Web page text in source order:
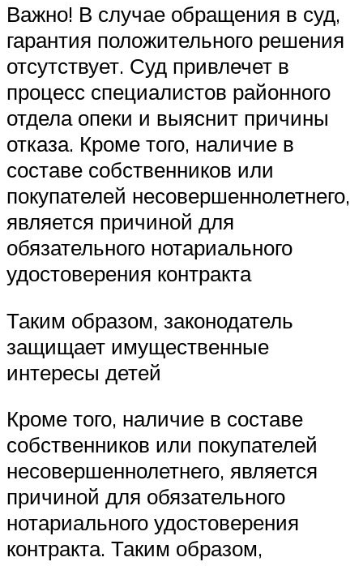
Важно! В случае обращения в суд,
гарантия положительного решения
отсутствует. Суд привлечет в
процесс специалистов районного
отдела опеки и выяснит причины
отказа. Кроме того, наличие в
составе собственников или
покупателей несовершеннолетнего,
является причиной для
обязательного нотариального
удостоверения контракта
Таким образом, законодатель
защищает имущественные
интересы детей
Кроме того, наличие в составе
собственников или покупателей
несовершеннолетнего, является
причиной для обязательного
нотариального удостоверения
контракта. Таким образом,